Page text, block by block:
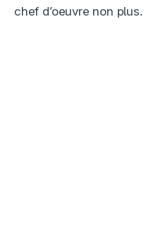
chef d’oeuvre non plus.